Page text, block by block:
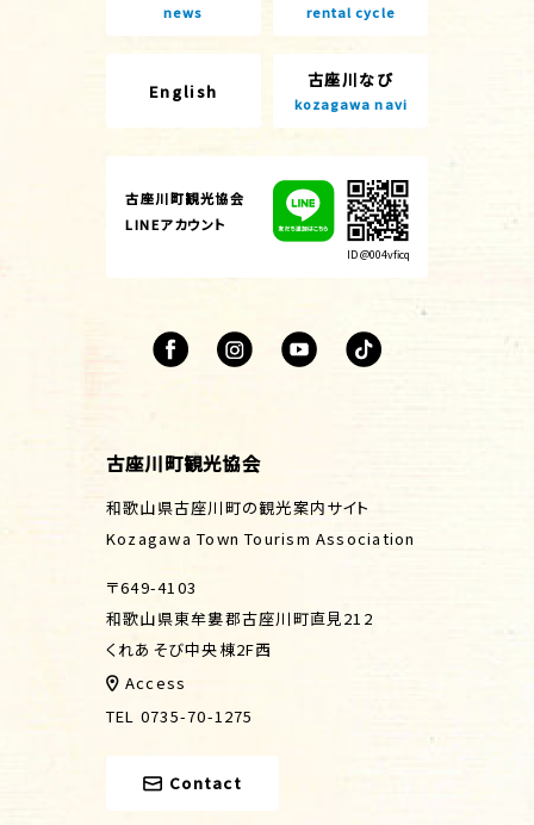
news rental cycle
English 古座川なび
kozagawa navi
古座川町観光協会
LINEアカウント
ID @004vficq
古座川町観光協会
和歌山県古座川町の観光案内サイト
Kozagawa Town Tourism Association
〒649-4103
和歌山県東牟婁郡古座川町直見212
くれあそび中央棟2F西
Access
TEL 0735-70-1275
Contact